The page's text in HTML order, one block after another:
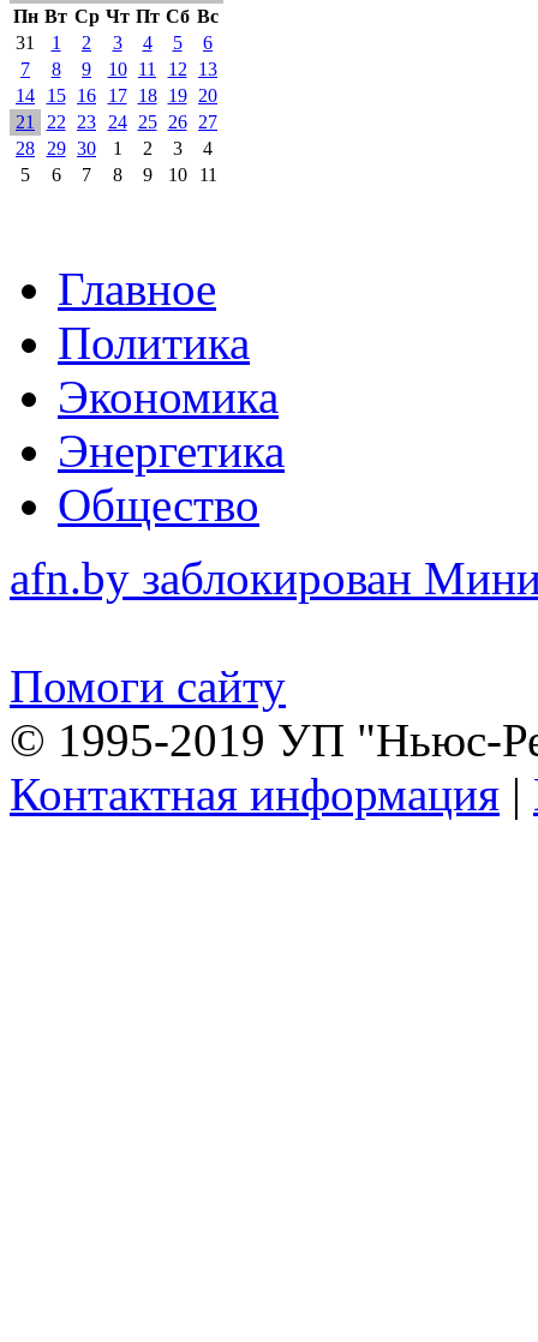
Пн Вт Ср Чт Пт Сб Вс
31
1 2 3 4 5
6
7
8 9 10 11 12
13
14
15 16 17 18 19
20
21
22 23 24 25 26
27
28
29 30 1 2 3
4
5
6 7 8 9 10 11
Главное
Политика
Экономика
Энергетика
Общество
afn.by заблокирован
Помоги сайту
© 1995-2019 УП "Ньюс-
Контактная информация |